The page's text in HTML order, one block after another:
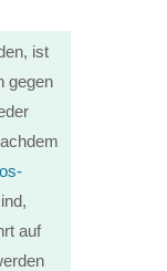
ist
gegen
auf